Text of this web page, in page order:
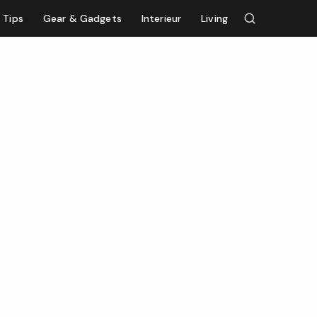
Tips Gear & Gadgets Interieur Living